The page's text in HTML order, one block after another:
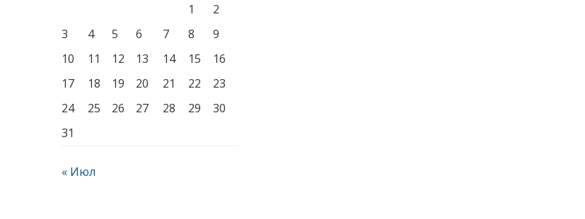
1
2
3
4 5 6 7 8
9
10
11 12 13 14 15
16
17
18 19 20 21 22
23
24
25 26 27 28 29
30
31
« Июл